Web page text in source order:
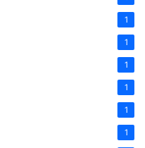
1
1
1
1
1
1